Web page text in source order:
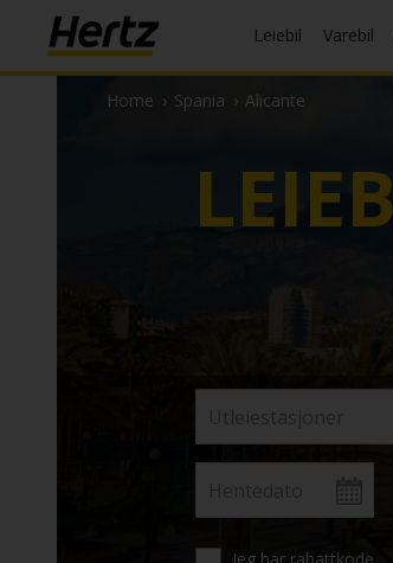
Leiebil Varebil
Home › Spania › Alicante